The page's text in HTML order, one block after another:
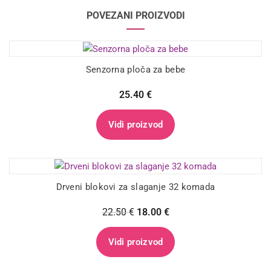
POVEZANI PROIZVODI
Senzorna ploča za bebe
25.40 €
Vidi proizvod
Drveni blokovi za slaganje 32 komada
22.50€ 18.00 €
Vidi proizvod